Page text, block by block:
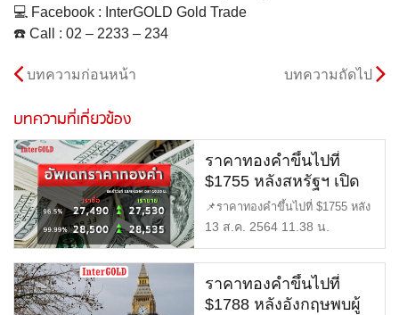
💻 Facebook : InterGOLD Gold Trade
☎️ Call : 02 – 2233 – 234
บทความก่อนหน้า บทความถัดไป
บทความที่เกี่ยวข้อง
ราคาทองคำขึ้นไปที่
$1755 หลังสหรัฐฯ เปิด
เผยดัชนีราคาผู้ผลิต
(PPI) พุ่งขึ้นเกินคาด
📌ราคาทองคำขึ้นไปที่ $1755 หลัง
สหรัฐฯ เปิดเผยดัชนีราคาผู […]
13 ส.ค. 2564 11.38 น.
ราคาทองคำขึ้นไปที่
$1788 หลังอังกฤษพบผู้